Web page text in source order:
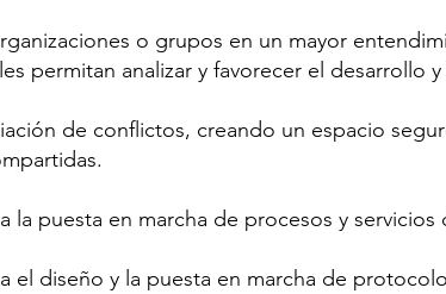
o grupos en un mayor
permitan analizar y favorecer el desarrollo
de conflictos, creando un espacio
la puesta en marcha de procesos y
el diseño y la puesta en marcha de